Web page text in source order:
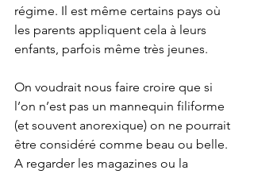
régime. Il est même certains pays où
les parents appliquent cela à leurs
enfants, parfois même très jeunes.
On voudrait nous faire croire que si
l’on n’est pas un mannequin filiforme
(et souvent anorexique) on ne pourrait
être considéré comme beau ou belle.
A regarder les magazines ou la